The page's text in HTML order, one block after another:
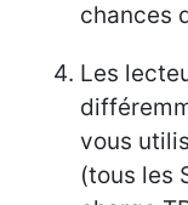
chances
Les
vous
(tous les